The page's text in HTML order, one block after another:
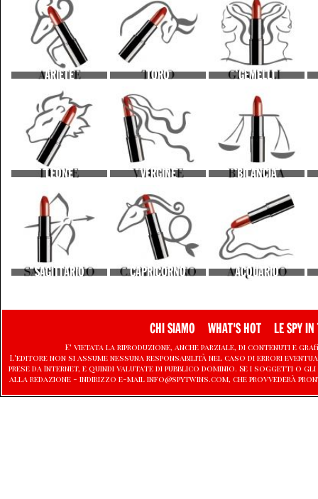
ARIETE TORO GEMELLI
LEONE VERGINE BILANCIA
SAGITTARIO CAPRICORNO ACQUARIO
CHI SIAMO WHAT'S HOT LE SPY IN
E' vietata la riproduzione, anche parziale, di contenuti e
L'editore non si assume nessuna responsabilità nel caso di errori
prese da Internet, e quindi valutate di pubblico dominio. Se i soggetti
alla redazione - indirizzo e-mail info@spytwins.com, che provvederà